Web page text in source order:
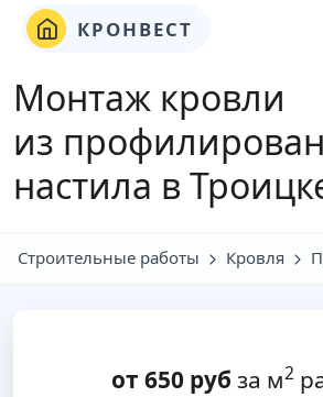
КРОНВЕСТ
Монтаж кровли
из
настила в
Строительные работы Кровля
от 650руб за м2